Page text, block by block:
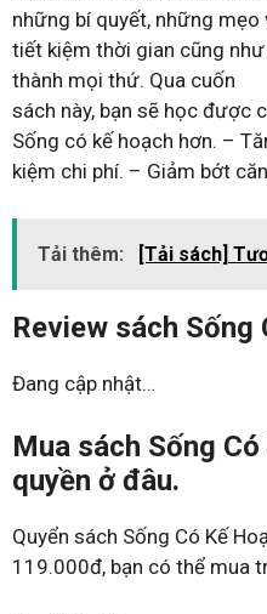
những bí quyết, những mẹo
tiết kiệm thời gian cũng
thành mọi thứ. Qua cuốn
sách này, bạn sẽ học được
Sống có kế hoạch hơn. –
kiệm chi phí. – Giảm bớt
Tải thêm: [Tải sách]
Review sách Sống
Đang cập nhật…
Mua sách Sống
quyền ở đâu.
Quyển sách Sống Có Kế
119.000đ, bạn có thể mua